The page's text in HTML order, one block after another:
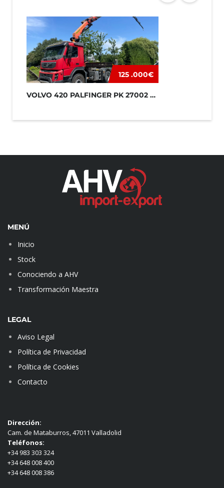
125 .000€
VOLVO 420 PALFINGER PK 27002 + JIB
MENÚ
Inicio
Stock
Conociendo a AHV
Transformación Maestra
LEGAL
Aviso Legal
Política de Privacidad
Política de Cookies
Contacto
Dirección:
Cam. de Mataburros, 47011 Valladolid
Teléfonos:
+34 983 303 324
+34 648 008 400
+34 648 008 386